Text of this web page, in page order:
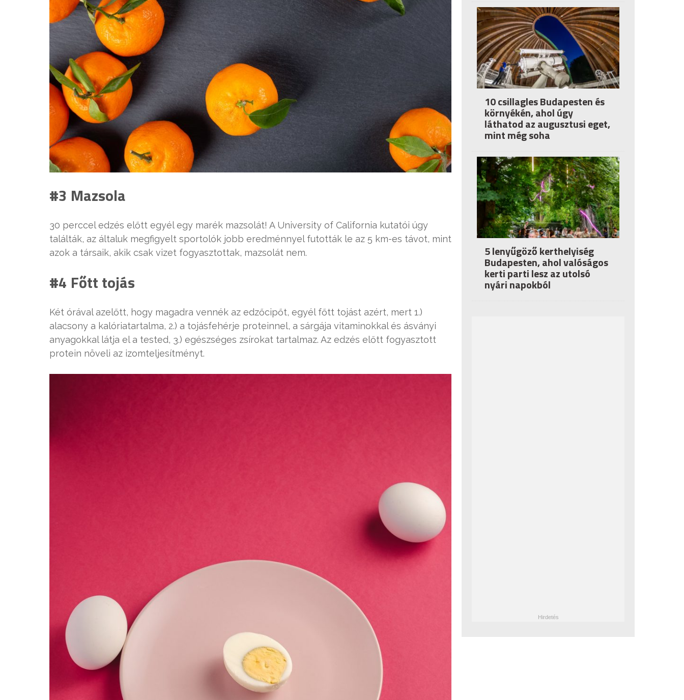
#3 Mazsola
30 perccel edzés előtt egyél egy marék mazsolát! A University of California kutatói úgy
találták, az általuk megfigyelt sportolók jobb eredménnyel futották le az 5 km-es távot, mint
azok a társaik, akik csak vizet fogyasztottak, mazsolát nem.
#4 Főtt tojás
Két órával azelőtt, hogy magadra vennék az edzőcipőt, egyél főtt tojást azért, mert 1.)
alacsony a kalóriatartalma, 2.) a tojásfehérje proteinnel, a sárgája vitaminokkal és ásványi
anyagokkal látja el a tested, 3.) egészséges zsírokat tartalmaz. Az edzés előtt fogyasztott
protein növeli az izomteljesítményt.
10 csillagles Budapesten és
környékén, ahol úgy
láthatod az augusztusi eget,
mint még soha
5 lenyűgöző kerthelyiség
Budapesten, ahol valóságos
kerti parti lesz az utolsó
nyári napokból